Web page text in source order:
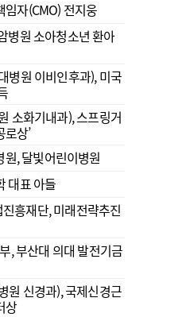
자(CMO) 전지웅
병원 소아청소년 환아
병원 이비인후과), 미국
소화기내과), 스프링거
상’
, 달빛어린이병원
대표 아들
흥재단, 미래전략추진
, 부산대 의대 발전기금
원 신경과), 국제신경근
상